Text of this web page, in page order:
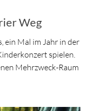
Weg
ein Mal im Jahr in der
spielen.
Mehrzweck-Raum